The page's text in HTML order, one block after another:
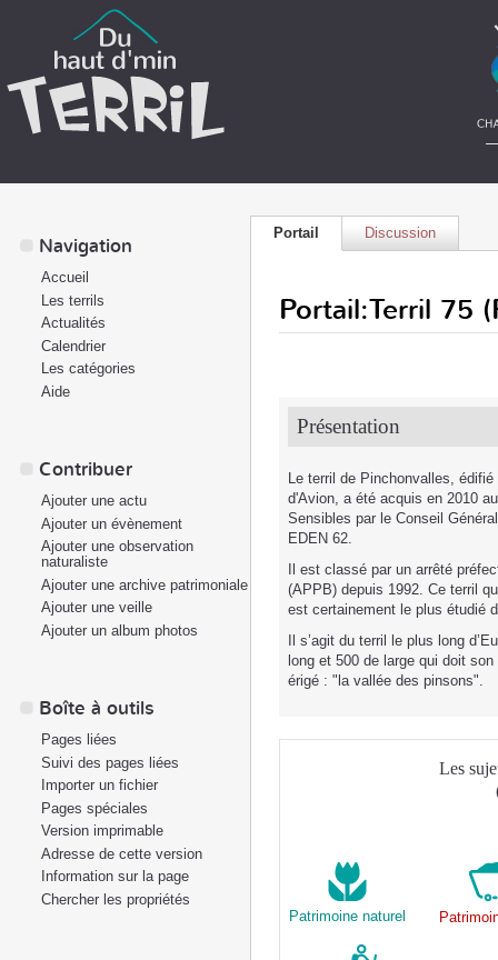
Portail Discussion
Portail:Terril 75
Présentation
Le terril de Pinchonvalles,
d'Avion, a été acquis en 2010
Sensibles par le Conseil
EDEN 62.
Il est classé par un arrêté
(APPB) depuis 1992. Ce terril
est certainement le plus étudié
Il s’agit du terril le plus long
long et 500 de large qui doit
érigé : "la vallée des pinsons".
Les
Patrimoine naturel
Navigation
Accueil
Les terrils
Actualités
Calendrier
Les catégories
Aide
Contribuer
Ajouter une actu
Ajouter un évènement
Ajouter une observation
naturaliste
Ajouter une archive patrimoniale
Ajouter une veille
Ajouter un album photos
Boîte à outils
Pages liées
Suivi des pages liées
Importer un fichier
Pages spéciales
Version imprimable
Adresse de cette version
Information sur la page
Chercher les propriétés